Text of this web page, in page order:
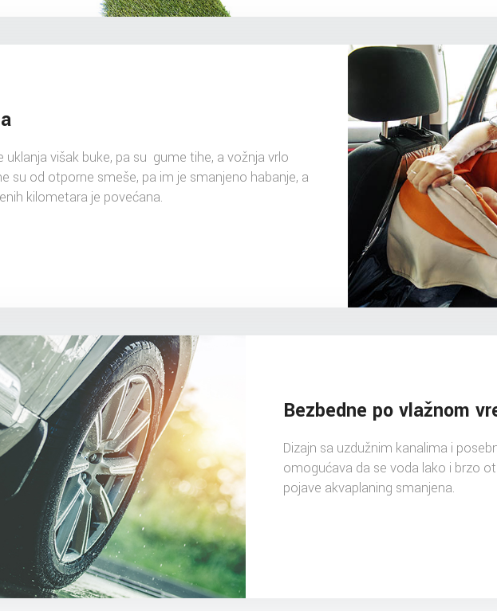
višak buke, pa su gume tihe, a vožnja vrlo
su od otporne smeše, pa im je smanjeno habanje, a
kilometara je povećana.
Bezbedne po vlažnom
Dizajn sa uzdužnim kanalima i
omogućava da se voda lako i brzo
pojave akvaplaning smanjena.